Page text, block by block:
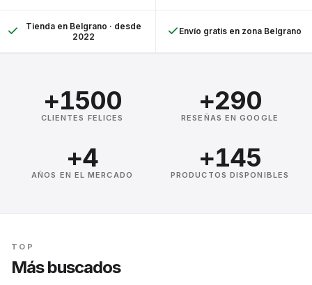
Tienda en Belgrano · desde
2022
Envío gratis en zona Belgrano
+1500
CLIENTES FELICES
+290
RESEÑAS EN GOOGLE
+4
AÑOS EN EL MERCADO
+145
PRODUCTOS DISPONIBLES
TOP
Más buscados